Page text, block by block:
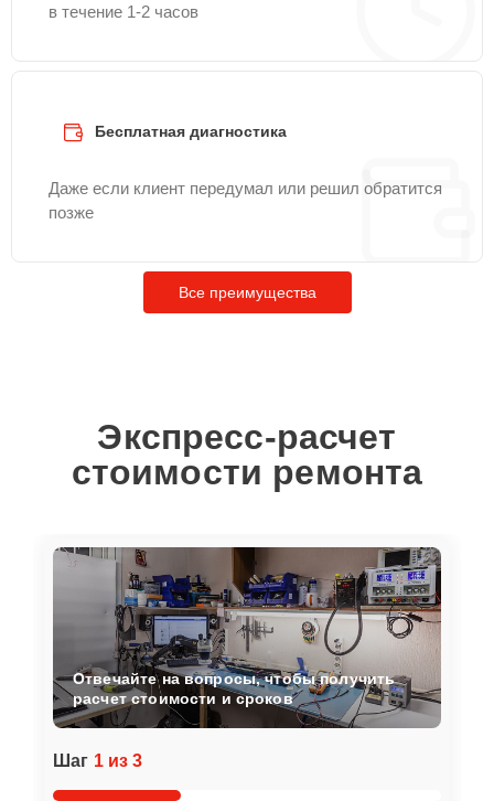
в течение 1-2 часов
Бесплатная диагностика
Даже если клиент передумал или решил обратится
позже
Все преимущества
Экспресс-расчет
стоимости ремонта
Шаг 1 из 3
Отвечайте на вопросы, чтобы получить
расчет стоимости и сроков